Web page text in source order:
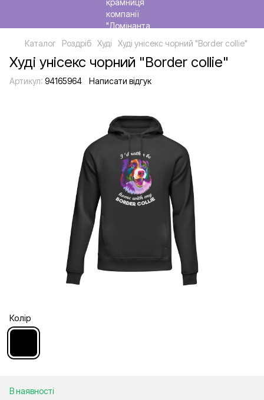
Каталог Роздріб Худі Худі унісекс чорний "Border collie"
Худі унісекс чорний "Border collie"
Артикул: 94165964 Написати відгук
Колір
В наявності